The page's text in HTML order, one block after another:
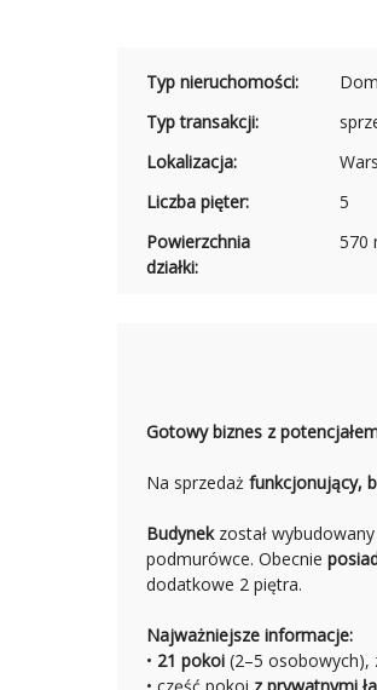
Typ nieruchomości: Dom
Typ transakcji:
Lokalizacja:
Liczba pięter:
5
Powierzchnia
działki:
570
Gotowy biznes z
Na sprzedaż funkcjonujący,
Budynek został wybudowany
podmurówce. Obecnie
dodatkowe 2 piętra.
Najważniejsze informacje:
• 21 pokoi (2–5 osobowych),